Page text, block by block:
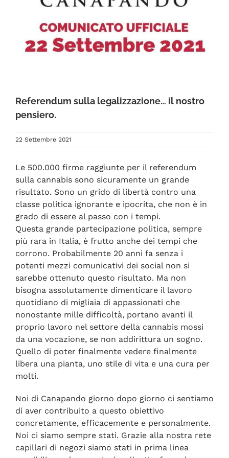
Referendum sulla legalizzazione… il nostro
pensiero.
22 Settembre 2021
Le 500.000 firme raggiunte per il referendum
sulla cannabis sono sicuramente un grande
risultato. Sono un grido di libertà contro una
classe politica ignorante e ipocrita, che non è in
grado di essere al passo con i tempi.
Questa grande partecipazione politica, sempre
più rara in Italia, è frutto anche dei tempi che
corrono. Probabilmente 20 anni fa senza i
potenti mezzi comunicativi dei social non si
sarebbe ottenuto questo risultato. Ma non
bisogna assolutamente dimenticare il lavoro
quotidiano di migliaia di appassionati che
nonostante mille difficoltà, portano avanti il
proprio lavoro nel settore della cannabis mossi
da una vocazione, se non addirittura un sogno.
Quello di poter finalmente vedere finalmente
libera una pianta, uno stile di vita e una cura per
molti.
Noi di Canapando giorno dopo giorno ci sentiamo
di aver contribuito a questo obiettivo
concretamente, efficacemente e personalmente.
Noi ci siamo sempre stati. Grazie alla nostra rete
capillari di negozi siamo stati in prima linea